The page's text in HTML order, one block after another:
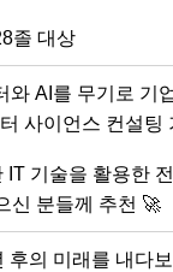
졸 대상
와 AI를 무기로 기
사이언스 컨설팅
IT 기술을 활용한
신 분들께 추천 🚀
후의 미래를 내다